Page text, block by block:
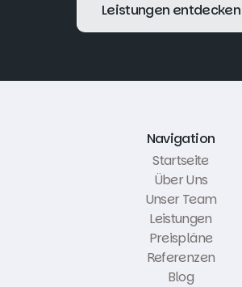
Leistungen entdecken
Leistungen entdecken
Navigation
Startseite
Über Uns
Unser Team
Leistungen
Preispläne
Referenzen
Blog